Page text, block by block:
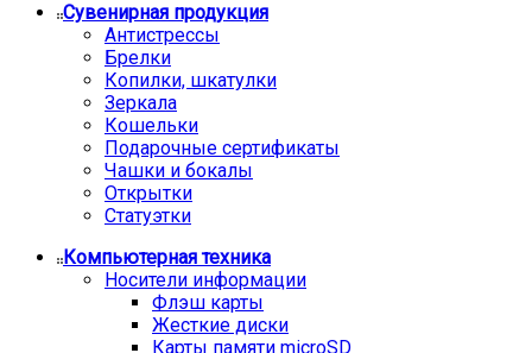
Сувенирная продукция
Антистрессы
Брелки
Копилки, шкатулки
Зеркала
Кошельки
Подарочные сертификаты
Чашки и бокалы
Открытки
Статуэтки
Компьютерная техника
Носители информации
Флэш карты
Жесткие диски
Карты памяти microSD